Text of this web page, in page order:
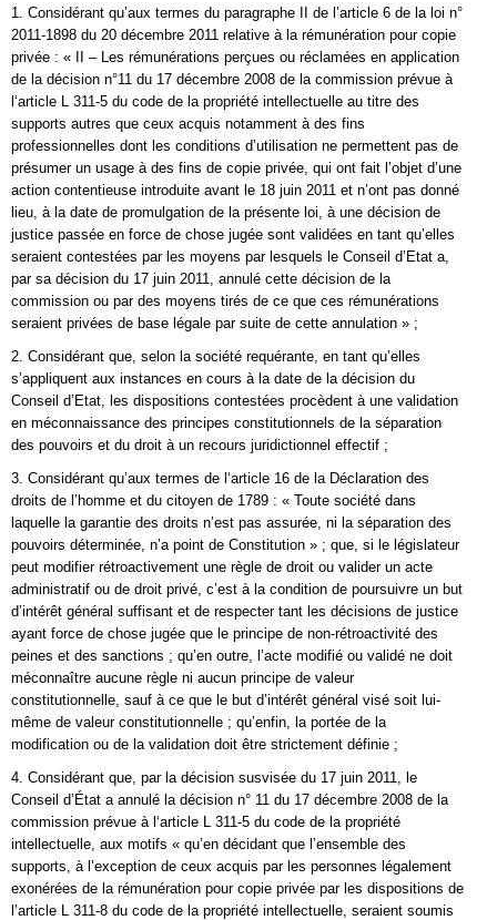
1. Considérant qu’aux termes du paragraphe II de l’article 6 de la loi n°
2011-1898 du 20 décembre 2011 relative à la rémunération pour copie
privée : « II – Les rémunérations perçues ou réclamées en application
de la décision n°11 du 17 décembre 2008 de la commission prévue à
l‘article L 311-5 du code de la propriété intellectuelle au titre des
supports autres que ceux acquis notamment à des fins
professionnelles dont les conditions d’utilisation ne permettent pas de
présumer un usage à des fins de copie privée, qui ont fait l’objet d’une
action contentieuse introduite avant le 18 juin 2011 et n’ont pas donné
lieu, à la date de promulgation de la présente loi, à une décision de
justice passée en force de chose jugée sont validées en tant qu’elles
seraient contestées par les moyens par lesquels le Conseil d’Etat a,
par sa décision du 17 juin 2011, annulé cette décision de la
commission ou par des moyens tirés de ce que ces rémunérations
seraient privées de base légale par suite de cette annulation » ;
2. Considérant que, selon la société requérante, en tant qu’elles
s’appliquent aux instances en cours à la date de la décision du
Conseil d’Etat, les dispositions contestées procèdent à une validation
en méconnaissance des principes constitutionnels de la séparation
des pouvoirs et du droit à un recours juridictionnel effectif ;
3. Considérant qu’aux termes de l‘article 16 de la Déclaration des
droits de l’homme et du citoyen de 1789 : « Toute société dans
laquelle la garantie des droits n’est pas assurée, ni la séparation des
pouvoirs déterminée, n’a point de Constitution » ; que, si le législateur
peut modifier rétroactivement une règle de droit ou valider un acte
administratif ou de droit privé, c’est à la condition de poursuivre un but
d’intérêt général suffisant et de respecter tant les décisions de justice
ayant force de chose jugée que le principe de non-rétroactivité des
peines et des sanctions ; qu’en outre, l’acte modifié ou validé ne doit
méconnaître aucune règle ni aucun principe de valeur
constitutionnelle, sauf à ce que le but d’intérêt général visé soit lui-
même de valeur constitutionnelle ; qu’enfin, la portée de la
modification ou de la validation doit être strictement définie ;
4. Considérant que, par la décision susvisée du 17 juin 2011, le
Conseil d’État a annulé la décision n° 11 du 17 décembre 2008 de la
commission prévue à l‘article L 311-5 du code de la propriété
intellectuelle, aux motifs « qu’en décidant que l’ensemble des
supports, à l’exception de ceux acquis par les personnes légalement
exonérées de la rémunération pour copie privée par les dispositions de
l’article L 311-8 du code de la propriété intellectuelle, seraient soumis